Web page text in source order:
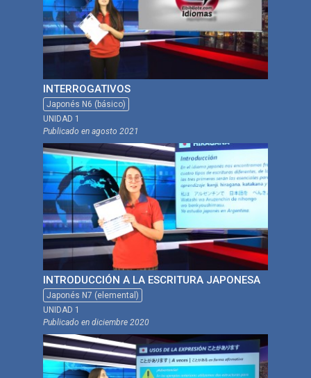
INTERROGATIVOS
Japonés N6 (básico)
UNIDAD 1
Publicado enagosto 2021
INTRODUCCIÓN A LA ESCRITURA JAPONESA
Japonés N7 (elemental)
UNIDAD 1
Publicado endiciembre 2020